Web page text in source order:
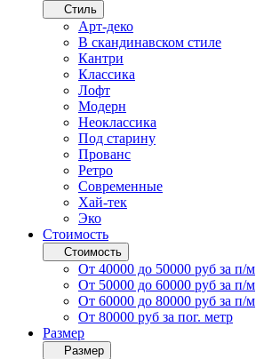
Стиль
Арт-деко
В скандинавском стиле
Кантри
Классика
Лофт
Модерн
Неоклассика
Под старину
Прованс
Ретро
Современные
Хай-тек
Эко
Стоимость
Стоимость
От 40000 до 50000 руб за п/м
От 50000 до 60000 руб за п/м
От 60000 до 80000 руб за п/м
От 80000 руб за пог. метр
Размер
Размер